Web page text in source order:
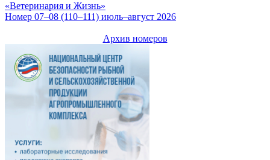
«Ветеринария и Жизнь»
Номер 07–08 (110–111) июль–август 2026
Архив номеров